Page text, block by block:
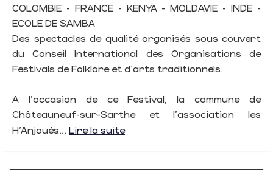
COLOMBIE - FRANCE - KENYA - MOLDAVIE - INDE -
ECOLE DE SAMBA
Des spectacles de qualité organisés sous couvert
du Conseil International des Organisations de
Festivals de Folklore et d'arts traditionnels.
A l'occasion de ce Festival, la commune de
Châteauneuf-sur-Sarthe et l'association les
H'Anjoués... Lire la suite